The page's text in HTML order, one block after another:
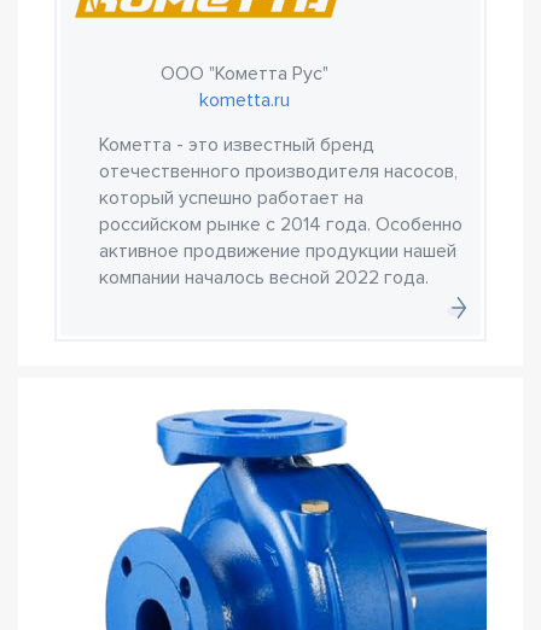
ООО "Кометта Рус"
kometta.ru
Кометта - это известный бренд
отечественного производителя насосов,
который успешно работает на
российском рынке с 2014 года. Особенно
активное продвижение продукции нашей
компании началось весной 2022 года.